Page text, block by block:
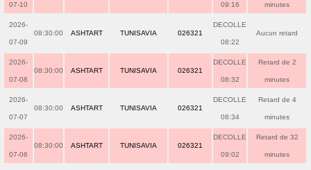
07-10 09:16 minutes
2026-
07-09
08:30:00 ASHTART TUNISAVIA 026321
DECOLLE
08:22
Aucun retard
2026-
07-08
08:30:00 ASHTART TUNISAVIA 026321
DECOLLE
08:32
Retard de 2
minutes
2026-
07-07
08:30:00 ASHTART TUNISAVIA 026321
DECOLLE
08:34
Retard de 4
minutes
2026-
07-06
08:30:00 ASHTART TUNISAVIA 026321
DECOLLE
09:02
Retard de 32
minutes